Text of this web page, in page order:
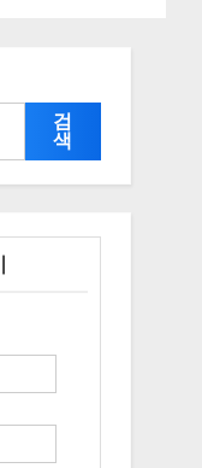
검
색